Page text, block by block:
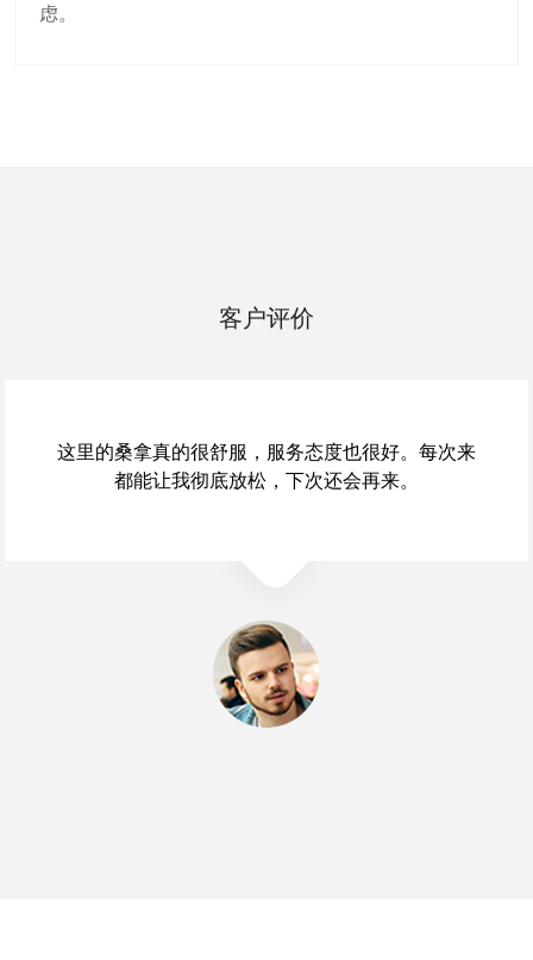
虑。
客户评价
郑州桑拿会所的环境很安静，很适合放松。服务人
员都很专业，提供了很多养生建议，感觉收获颇